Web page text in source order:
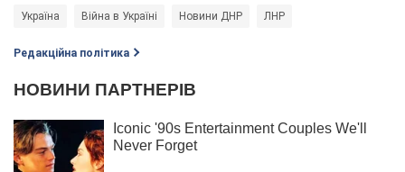
Україна Війна в Україні Новини ДНР ЛНР
Редакційна політика